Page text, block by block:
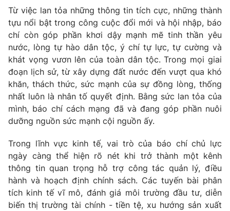
Từ việc lan tỏa những thông tin tích cực, những thành
tựu nổi bật trong công cuộc đổi mới và hội nhập, báo
chí còn góp phần khơi dậy mạnh mẽ tinh thần yêu
nước, lòng tự hào dân tộc, ý chí tự lực, tự cường và
khát vọng vươn lên của toàn dân tộc. Trong mọi giai
đoạn lịch sử, từ xây dựng đất nước đến vượt qua khó
khăn, thách thức, sức mạnh của sự đồng lòng, thống
nhất luôn là nhân tố quyết định. Bằng sức lan tỏa của
mình, báo chí cách mạng đã và đang góp phần nuôi
dưỡng nguồn sức mạnh cội nguồn ấy.
Trong lĩnh vực kinh tế, vai trò của báo chí chủ lực
ngày càng thể hiện rõ nét khi trở thành một kênh
thông tin quan trọng hỗ trợ công tác quản lý, điều
hành và hoạch định chính sách. Các tuyến bài phân
tích kinh tế vĩ mô, đánh giá môi trường đầu tư, diễn
biến thị trường tài chính -tiền tệ, xu hướng sản xuất